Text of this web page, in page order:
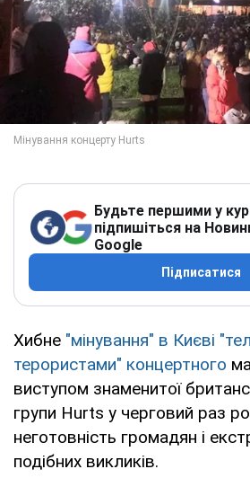
Будьте першими у
підпишіться на
Google
Підписатися
Хибне "мінування" в Києві
терористами" концертного
виступом знаменитої
групи Hurts у черговий раз
неготовність громадян і
подібних викликів.